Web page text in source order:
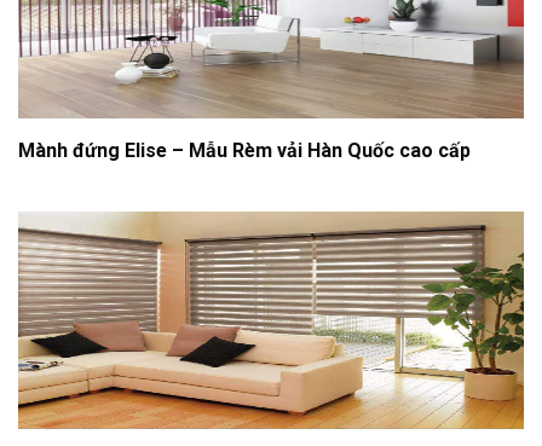
Mành đứng Elise – Mẫu Rèm vải Hàn Quốc cao cấp